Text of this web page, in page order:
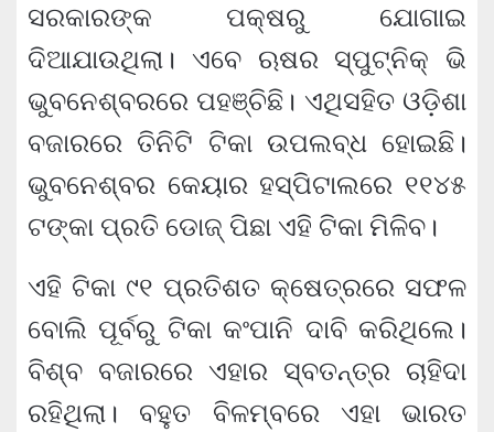
ସରକାରଙ୍କ ପକ୍ଷରୁ ଯୋଗାଇ
ଦିଆଯାଉଥିଲା। ଏବେ ଋଷର ସ୍ପୁଟ୍‌ନିକ୍ ଭି
ଭୁବନେଶ୍ବରରେ ପହଞ୍ଚିଛି। ଏଥିସହିତ ଓଡ଼ିଶା
ବଜାରରେ ତିନିଟି ଟିକା ଉପଲବ୍ଧ ହୋଇଛି।
ଭୁବନେଶ୍ବର କେୟାର ହସ୍ପିଟାଲରେ ୧୧୪୫
ଟଙ୍କା ପ୍ରତି ଡୋଜ୍ ପିଛା ଏହି ଟିକା ମିଳିବ।
ଏହି ଟିକା ୯୧ ପ୍ରତିଶତ କ୍ଷେତ୍ରରେ ସଫଳ
ବୋଲି ପୂର୍ବରୁ ଟିକା କଂପାନି ଦାବି କରିଥିଲେ।
ବିଶ୍ବ ବଜାରରେ ଏହାର ସ୍ବତନ୍ତ୍ର ଚାହିଦା
ରହିଥିଲା। ବହୁତ ବିଳମ୍ବରେ ଏହା ଭାରତ